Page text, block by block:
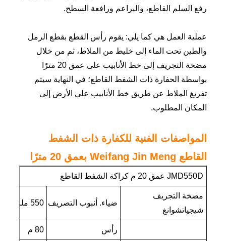
رفع السلم القاطع، والبراعم ورافعة السطح.
عملية العمل هي كما يلي: يقوم رأس القطع بقطع الرمل
والطين تحت الماء إلى خليط من الملاط، ثم من خلال
مضخة التجريف إلى خط الأنابيب على عمق 20 مترًا
بواسطة الحفارة ذات الشفط القاطع؛ في النهاية سيتم
تفريغ الملاط عن طريق خط الأنابيب على الأرض إلى
المكان المطلوب.
المواصفات الفنية للكفارة ذات الشفط
القاطع Weifang Jin Meng بعمق 20 مترًا
JMD550D عمق 20 م كراكة الشفط القاطع
مضخة التجريف
شيجياتشوانغ
ضياء. أنبوب التصريف 550 ملم
رأس 80 م